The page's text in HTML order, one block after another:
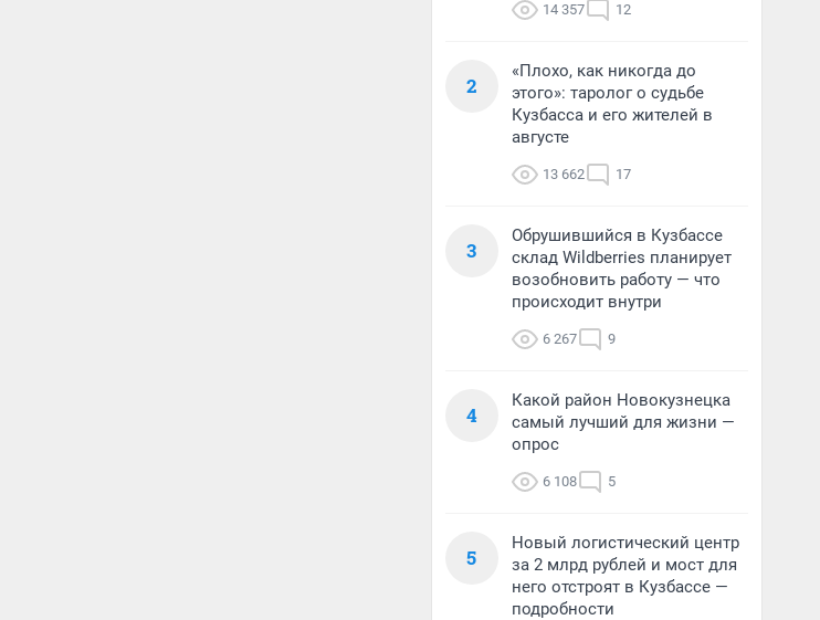
14 357 12
2
«Плохо, как никогда до
этого»: таролог о судьбе
Кузбасса и его жителей в
августе
13 662 17
3
Обрушившийся в Кузбассе
склад Wildberries планирует
возобновить работу — что
происходит внутри
6 267 9
4
Какой район Новокузнецка
самый лучший для жизни —
опрос
6 108 5
5
Новый логистический центр
за 2 млрд рублей и мост для
него отстроят в Кузбассе —
подробности